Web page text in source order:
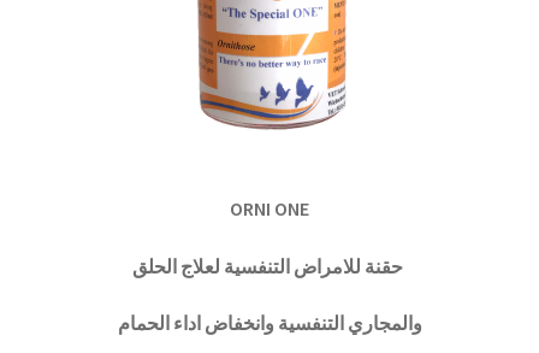
ORNI ONE
حقنة للامراض التنفسية لعلاج الحلق
والمجاري التنفسية وانخفاض اداء الحمام